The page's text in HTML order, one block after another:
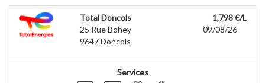
Total Doncols
25 Rue Bohey
9647Doncols
1,798 €/L
09/08/26
Services